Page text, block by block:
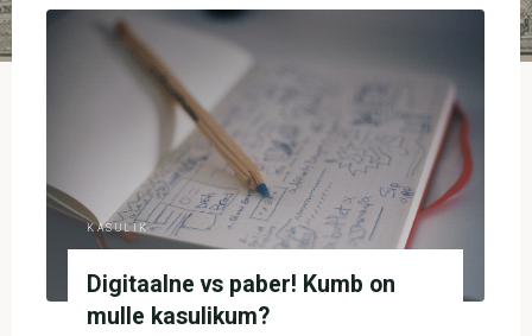
KASULIK
Digitaalne vs paber! Kumb on
mulle kasulikum?